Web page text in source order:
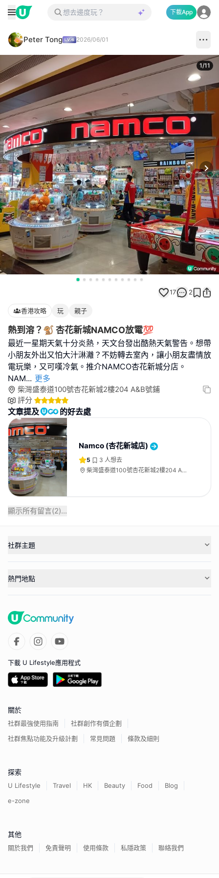
下載App
Peter Tong 2026/06/01
1/11
17 2
香港攻略 玩 親子
熱到溶？🐒 杏花新城NAMCO放電💯
最近一星期天氣十分炎熱，天文台發出酷熱天氣警告。想帶
小朋友外出又怕大汁㵉灕？不妨轉去室內，讓小朋友盡情放
電玩樂，又可嘆冷氣。推介NAMCO杏花新城分店。
NAM... 更多
柴灣盛泰道100號杏花新城2樓204 A&B號鋪
評分
文章提及 的好去處
Namco (杏花新城店)
5 3 人想去
柴灣盛泰道100號杏花新城2樓204 A&B
顯示所有留言(2)...
社群主題
熱門地點
下載 U Lifestyle應用程式
關於
社群最強使用指南
社群創作有價企劃
社群焦點功能及升級計劃
常見問題 條款及細則
探索
U Lifestyle Travel HK Beauty Food
Blog
e-zone
其他
關於我們 免責聲明 使用條款 私隱政策 聯絡我們